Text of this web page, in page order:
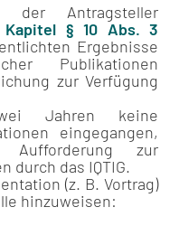
der Antragsteller
§ 10 Abs. 3
Ergebnisse
Publikationen
zur Verfügung
Jahren keine
eingegangen,
zur
durch das IQTIG.
(z. B. Vortrag)
hinzuweisen: